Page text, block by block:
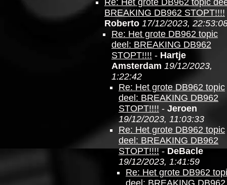
Re: Het grote DB962 topic
BREAKING DB962 STOPT!!!!
Roberto 17/12/2023,
Re: Het grote DB962 topic
deel: BREAKING DB962
STOPT!!!! - Hartje
Amsterdam 19/12/2023,
1:22:42
Re: Het grote DB962 topic
deel: BREAKING DB962
STOPT!!!! - Jeroen
19/12/2023, 11:03:33
Re: Het grote DB962 topic
deel: BREAKING DB962
STOPT!!!!-DeBacle
19/12/2023, 1:41:59
Re: Het grote DB962
deel: BREAKING DB962